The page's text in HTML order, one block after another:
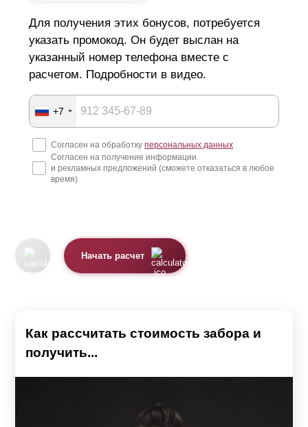
Для получения этих бонусов, потребуется
указать промокод. Он будет выслан на
указанный номер телефона вместе с
расчетом. Подробности в видео.
+7
Согласен на обработку персональных данных
Согласен на получение информации
и рекламных предложений (сможете отказаться в любое
время)
Начать расчет
Как рассчитать стоимость забора и
получить...